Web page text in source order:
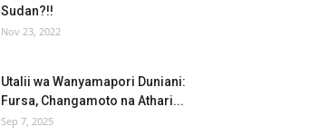
Sudan?!!
Nov 23, 2022
Utalii wa Wanyamapori Duniani:
Fursa, Changamoto na Athari...
Sep 7, 2025